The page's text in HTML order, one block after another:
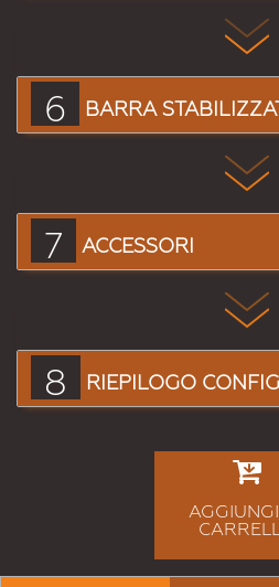
6 BARRA
7 ACCESSORI
8 RIEPILOGO